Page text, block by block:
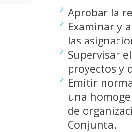
Aprobar la
Examinar y
las
Supervisar
proyectos y
Emitir
una
de
Conjunta.